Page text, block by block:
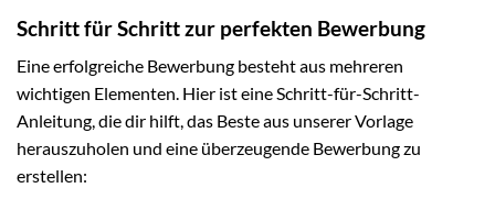
Schritt für Schritt zur perfekten Bewerbung
Eine erfolgreiche Bewerbung besteht aus mehreren
wichtigen Elementen. Hier ist eine Schritt-für-Schritt-
Anleitung, die dir hilft, das Beste aus unserer Vorlage
herauszuholen und eine überzeugende Bewerbung zu
erstellen: